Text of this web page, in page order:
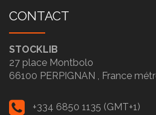
CONTACT
STOCKLIB
27 place Montbolo
66100 PERPIGNAN , France
+334 6850 1135 (GMT+1)